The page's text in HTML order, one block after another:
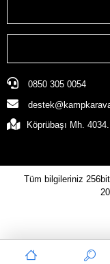
0850 305 0054
Köprübaşı Mh.
Tüm bilgileriniz